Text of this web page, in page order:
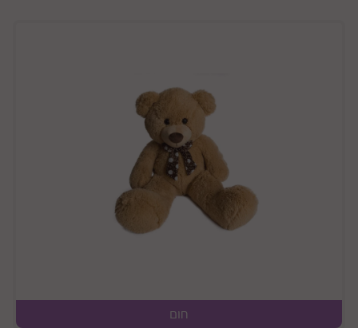
חום